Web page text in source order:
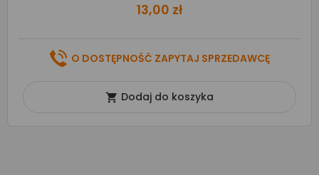
13,00 zł
O DOSTĘPNOŚĆ ZAPYTAJ SPRZEDAWCĘ
 Dodaj do koszyka